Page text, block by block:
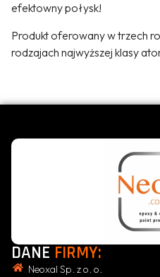
efektowny połysk!
Produkt oferowany w trzech
rodzajach najwyższej klasy
DANE FIRMY:
Neoxal Sp. z o. o.